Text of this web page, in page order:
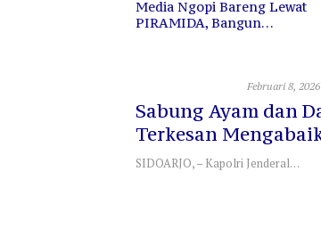
Ngopi Bareng Lewat
Februari 8, 2026
Sabung Ayam dan
Terkesan
Warga
SIDOARJO, – Kapolri Jenderal…